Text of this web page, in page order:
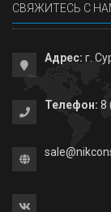
СВЯЖИТЕСЬ С
Адрес: г.
Телефон: 8